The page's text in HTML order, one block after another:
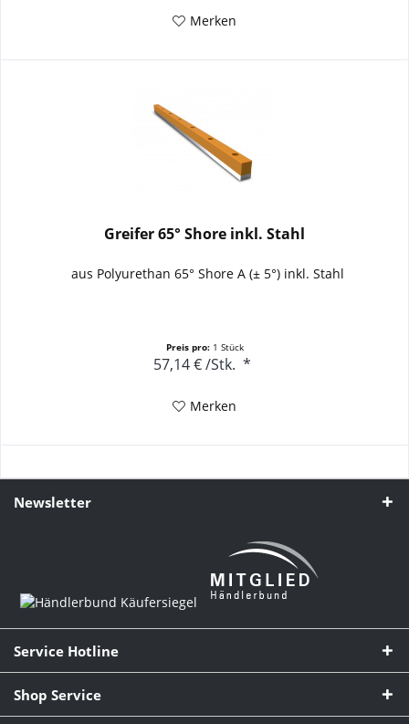
Merken
Greifer 65° Shore inkl. Stahl
aus Polyurethan 65° Shore A (± 5°) inkl. Stahl
Preis pro: 1 Stück
57,14 €/Stk. *
Merken
Newsletter
Service Hotline
Shop Service